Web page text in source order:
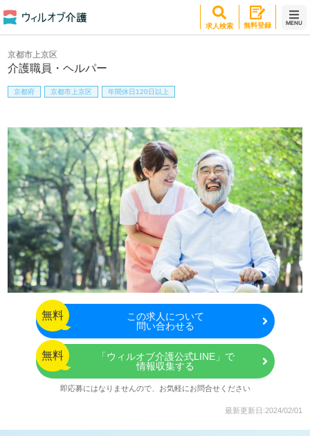
求人検索 無料登録 MENU
介護職員・ヘルパー
京都市上京区
京都府 京都市上京区 年間休日120日以上
無料 この求人について
問い合わせる
無料
「ウィルオブ介護公式LINE」で
情報収集する
即応募にはなりませんので、お気軽にお問合せください
最新更新日:2024/02/01